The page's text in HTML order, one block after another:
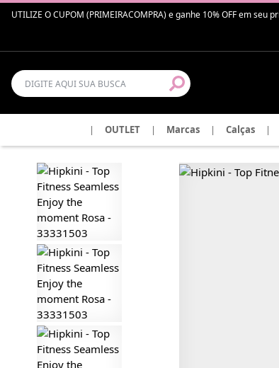
UTILIZE O CUPOM (PRIMEIRACOMPRA) e ganhe 10% OFF em
| OUTLET | Marcas | Calças |